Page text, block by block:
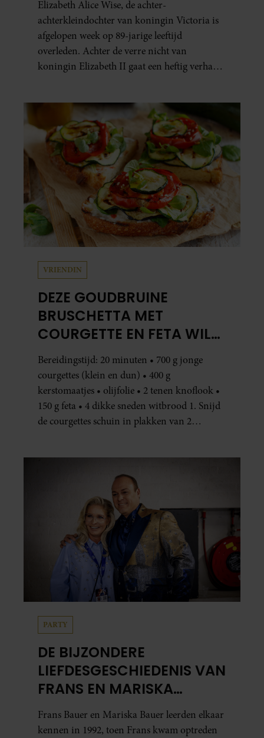
Elizabeth Alice Wise, de achter-
achterkleindochter van koningin Victoria is
afgelopen week op 89-jarige leeftijd
overleden. Achter de verre nicht van
koningin Elizabeth II gaat een heftig verhaal
VRIENDIN
DEZE GOUDBRUINE
BRUSCHETTA MET
COURGETTE EN FETA WIL
JE METEEN MAKEN
Bereidingstijd: 20 minuten • 700 g jonge
courgettes (klein en dun) • 400 g
kerstomaatjes • olijfolie • 2 tenen knoflook •
150 g feta • 4 dikke sneden witbrood 1. Snijd
de courgettes schuin in plakken van 2
PARTY
DE BIJZONDERE
LIEFDESGESCHIEDENIS VAN
FRANS EN MARISKA
BAUER: OOK IN BED
ELKAARS EERSTE
Frans Bauer en Mariska Bauer leerden elkaar
kennen in 1992, toen Frans kwam optreden